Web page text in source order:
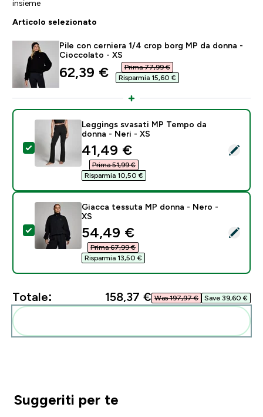
insieme
Articolo selezionato
Pile con cerniera 1/4 crop borg MP da donna -
Cioccolato - XS
discounted price
62,39 €‎
Prima 77,99 €‎
Risparmia 15,60 €‎
Seleziona questo prodotto - Leggings svasati MP
Leggings svasati MP Tempo da
donna - Neri - XS
discounted price
41,49 €‎
Prima 51,99 €‎
Risparmia 10,50 €‎
Seleziona questo prodotto - Giacca tessuta MP
Giacca tessuta MP donna - Nero -
XS
discounted price
54,49 €‎
Prima 67,99 €‎
Risparmia 13,50 €‎
Totale: 158,37 €‎ Was 197,97 €‎ Save 39,60 €‎
Suggeriti per te